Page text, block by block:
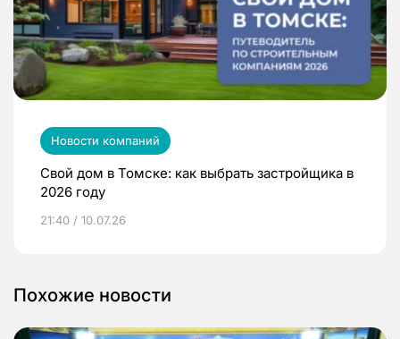
Новости компаний
Свой дом в Томске: как выбрать застройщика в
2026 году
21:40 / 10.07.26
Похожие новости